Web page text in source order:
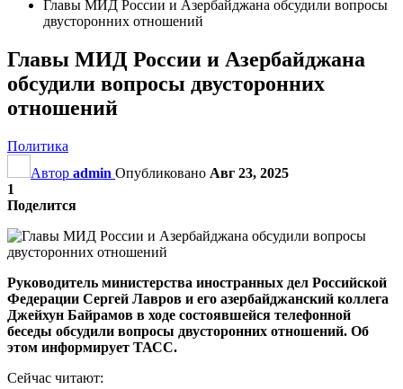
Главы МИД России и Азербайджана обсудили вопросы
двусторонних отношений
Главы МИД России и Азербайджана
обсудили вопросы двусторонних
отношений
Политика
Автор admin Опубликовано Авг 23, 2025
1
Поделится
Руководитель министерства иностранных дел Российской
Федерации Сергей Лавров и его азербайджанский коллега
Джейхун Байрамов в ходе состоявшейся телефонной
беседы обсудили вопросы двусторонних отношений. Об
этом информирует ТАСС.
Сейчас читают: